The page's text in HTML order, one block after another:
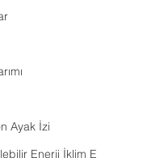
Ayak İzi
Enerji İklim E